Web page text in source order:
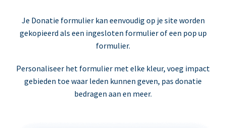
Je Donatie formulier kan eenvoudig op je site worden
gekopieerd als een ingesloten formulier of een pop up
formulier.
Personaliseer het formulier met elke kleur, voeg impact
gebieden toe waar leden kunnen geven, pas donatie
bedragen aan en meer.